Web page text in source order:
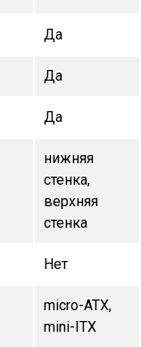
Да
Да
Да
нижняя
стенка,
верхняя
стенка
Нет
micro-ATX,
mini-ITX